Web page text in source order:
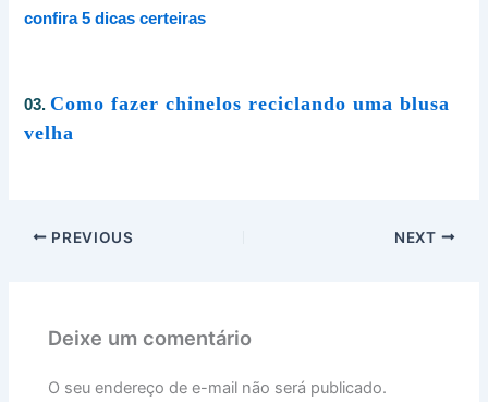
confira 5 dicas certeiras
03.Como fazer chinelos reciclando uma blusa
velha
PREVIOUS NEXT
Deixe um comentário
O seu endereço de e-mail não será publicado.